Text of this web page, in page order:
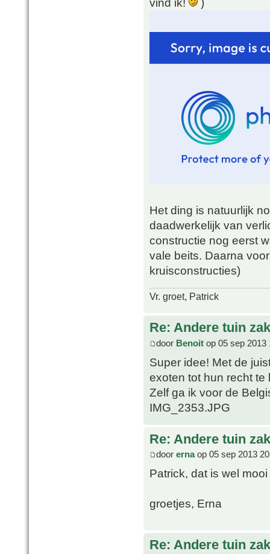
Het ding is natuurlijk
daadwerkelijk van
constructie nog eerst
vale beits. Daarna
kruisconstructies)
Vr. groet, Patrick
Re: Andere tuin
door Benoit op 05 sep 2013
Super idee! Met de
exoten tot hun recht te
Zelf ga ik voor de
IMG_2353.JPG
Re: Andere tuin
door ernaop 05 sep 2013
Patrick, dat is wel
groetjes, Erna
Re: Andere tuin